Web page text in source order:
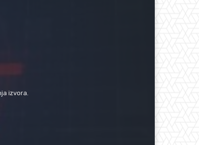
izvora.